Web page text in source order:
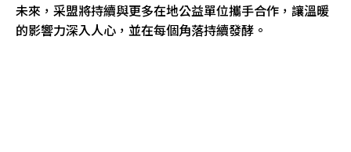
未來，采盟將持續與更多在地公益單位攜手合作，讓溫暖
的影響力深入人心，並在每個角落持續發酵。